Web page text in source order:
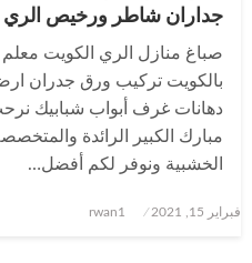
جداران شاطر ورخيص الري
صباغ منازل الري الكويت
بالكويت تركيب ورق جدران
دهانات غرف أبواب شبابيك
مبارك الكبير الرائدة
الخشبية ونوفر لكم أفضل…
نُشر
فبراير 15, 2021 rwan1